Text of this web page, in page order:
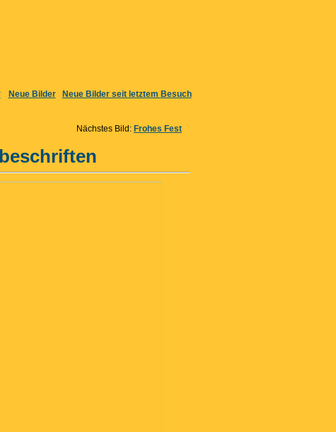
Neue Bilder Neue Bilder seit letztem Besuch
Nächstes Bild: Frohes Fest